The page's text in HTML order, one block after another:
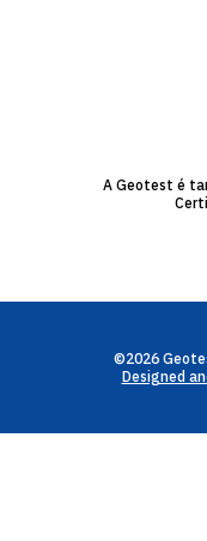
A Geotest é
©2026
Designed